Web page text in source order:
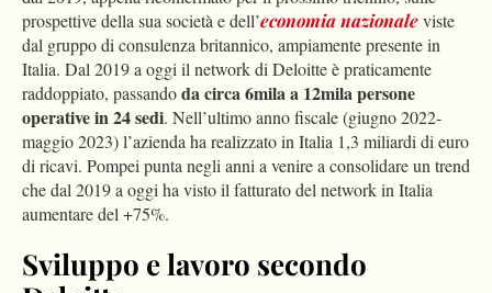
prospettive della sua società e dell’economia nazionaleviste
dal gruppo di consulenza britannico, ampiamente presente in
Italia. Dal 2019 a oggi il network di Deloitte è praticamente
raddoppiato, passandoda circa 6mila a 12mila persone
operative in 24 sedi. Nell’ultimo anno fiscale (giugno 2022-
maggio 2023) l’azienda ha realizzato in Italia 1,3 miliardi di euro
di ricavi. Pompei punta negli anni a venire a consolidare un trend
che dal 2019 a oggi ha visto il fatturato del network in Italia
aumentare del +75%.
Sviluppo e lavoro secondo